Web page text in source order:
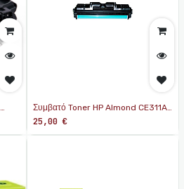
Συμβατό Toner HP Almond CE311A
Cyan
25,00 €